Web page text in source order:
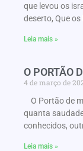
que levou os
deserto, Que
Leia mais »
O PORTÃO
4 de março de
O Portão de
quanta
conhecidos,
Leia mais »